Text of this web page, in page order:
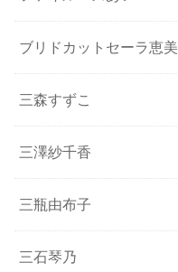
ブリドカットセーラ恵美
三森すずこ
三澤紗千香
三瓶由布子
三石琴乃